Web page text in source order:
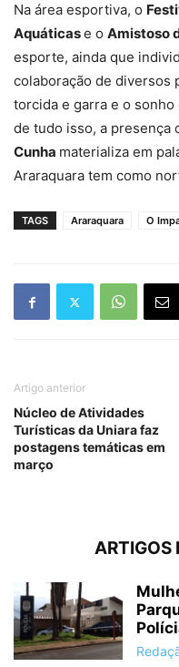
Na área esportiva, o
Aquáticase o Amistoso
esporte, ainda que
colaboração de diversos
torcida e garra e o
de tudo isso, a presença
Cunha materializa em
Araraquara tem como
TAGS Araraquara O
Artigo anterior
Núcleo de Atividades
Turísticas da Uniara faz
postagens temáticas em
março
ARTIGOS